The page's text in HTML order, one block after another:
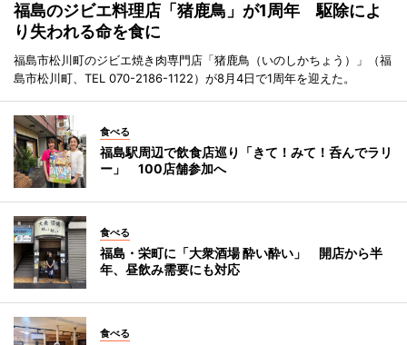
福島のジビエ料理店「猪鹿鳥」が1周年 駆除によ
り失われる命を食に
福島市松川町のジビエ焼き肉専門店「猪鹿鳥（いのしかちょう）」（福
島市松川町、TEL 070-2186-1122）が8月4日で1周年を迎えた。
食べる
福島駅周辺で飲食店巡り「きて！みて！呑んでラリ
ー」 100店舗参加へ
食べる
福島・栄町に「大衆酒場 酔い酔い」 開店から半
年、昼飲み需要にも対応
食べる